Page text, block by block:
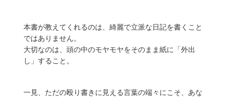
本書が教えてくれるのは、綺麗で立派な日記を書くこと
ではありません。
大切なのは、頭の中のモヤモヤをそのまま紙に「外出
し」すること。
一見、ただの殴り書きに見える言葉の端々にこそ、あな